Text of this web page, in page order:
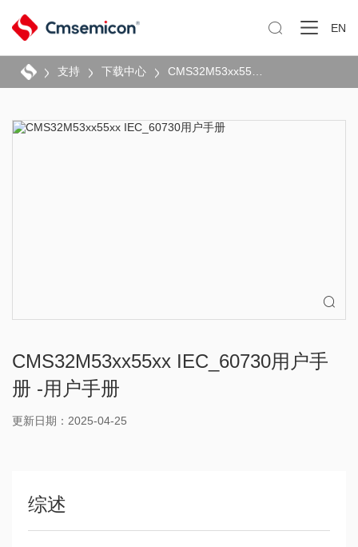
 EN
支持 下载中心

CMS32M53xx55xx IEC_60730用户手
册 -用户手册
更新日期：2025-04-25
综述